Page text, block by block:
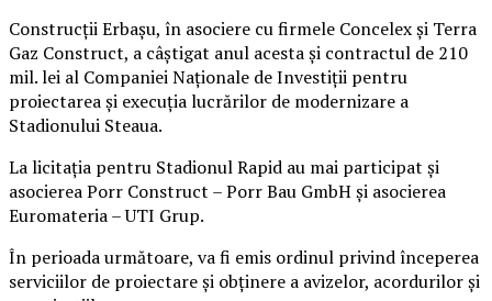
Construcţii Erbaşu, în asociere cu firmele Concelex şi Terra
Gaz Construct, a câştigat anul acesta şi contractul de 210
mil. lei al Companiei Naţionale de Investiţii pentru
proiectarea şi execuţia lucrărilor de modernizare a
Stadionului Steaua.
La licitaţia pentru Stadionul Rapid au mai participat şi
asocierea Porr Construct – Porr Bau GmbH şi asocierea
Euromateria – UTI Grup.
În perioada următoare, va fi emis ordinul privind începerea
serviciilor de proiectare şi obţinere a avizelor, acordurilor şi